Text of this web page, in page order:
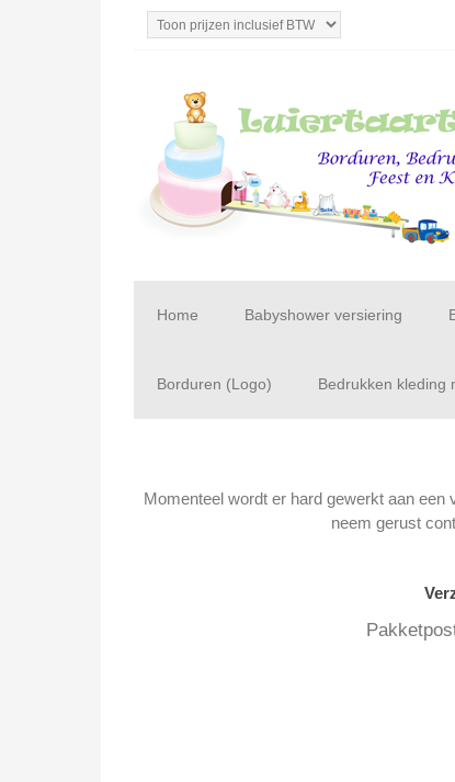
Home Babyshower versiering
Borduren (Logo) Bedrukken kleding
Momenteel wordt er hard gewerkt aan
neem gerust